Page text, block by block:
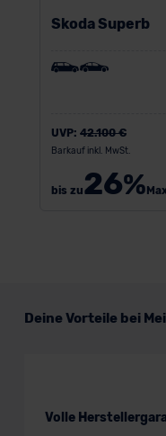
Skoda Superb
UVP: 42.100 €
Barkauf inkl. MwSt.
bis zu26%
Deine Vorteile bei
Volle